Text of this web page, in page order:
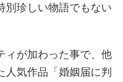
別珍しい物語でもない
ィが加わった事で、他
人気作品「婚姻届に判